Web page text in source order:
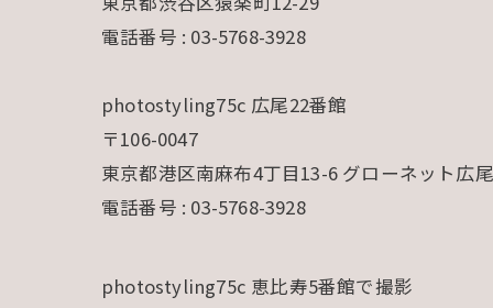
電話番号 : 03-5768-3928
photostyling75c 広尾22番館
〒106-0047
東京都港区南麻布4丁目13-6 グローネット広
電話番号 : 03-5768-3928
photostyling75c 恵比寿5番館で撮影